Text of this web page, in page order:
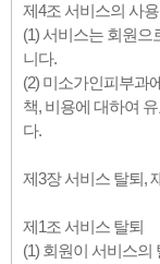
제4조 서비스의 사
(1) 서비스는 회원으
니다.
(2) 미소가인피부과
책, 비용에 대하여
다.
제3장 서비스 탈퇴,
제1조 서비스 탈퇴
(1) 회원이 서비스의